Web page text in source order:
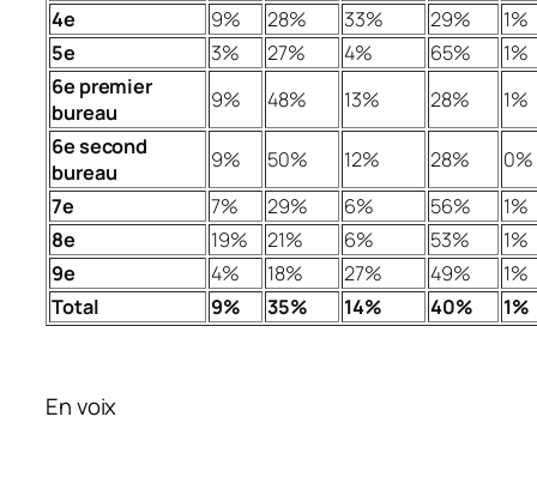
4e
9% 28% 33% 29%
1%
5e
3% 27% 4% 65%
1%
6e premier
bureau
9% 48% 13% 28%
1%
6e second
bureau
9% 50% 12% 28%
0%
7e
7% 29% 6% 56%
1%
8e
19% 21% 6% 53%
1%
9e
4% 18% 27% 49%
1%
Total
9% 35% 14% 40% 1%
En voix